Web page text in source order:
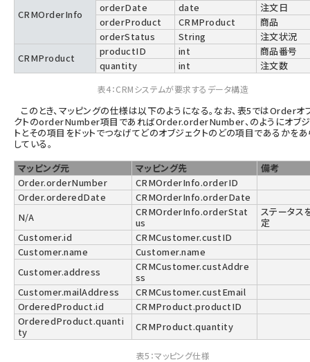
CRMOrderInfo
orderDate
date
注文日
orderProduct
CRMProduct
商品
orderStatus
String
注文状況
CRMProduct
productID int
商品番号
quantity
int 注文数
表4：CRMシステムが要求するデータ構造
このとき、マッピングの仕様は以下のようになる。なお、表5ではOrderオ
クトのorderNumber項目であればOrder.orderNumber、のようにオブ
トとその項目をドットでつなげてどのオブジェクトのどの項目であるかを
している。
マッピング元
マッピング先
備考
Order.orderNumber
CRMOrderInfo.orderID
Order.orderedDate
CRMOrderInfo.orderDate
N/A
CRMOrderInfo.orderStat
us
ステータス
定
Customer.id
CRMCustomer.custID
Customer.name
Customer.name
Customer.address
CRMCustomer.custAddre
ss
Customer.mailAddress
CRMCustomer.custEmail
OrderedProduct.id
CRMProduct.productID
OrderedProduct.quanti
ty
CRMProduct.quantity
表5：マッピング仕様